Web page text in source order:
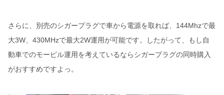
さらに、別売のシガープラグで車から電源を取れば、144Mhzで最
大3W、430MHzで最大2W運用が可能です。したがって、もし自
動車でのモービル運用を考えているならシガープラグの同時購入
がおすすめですよっ。